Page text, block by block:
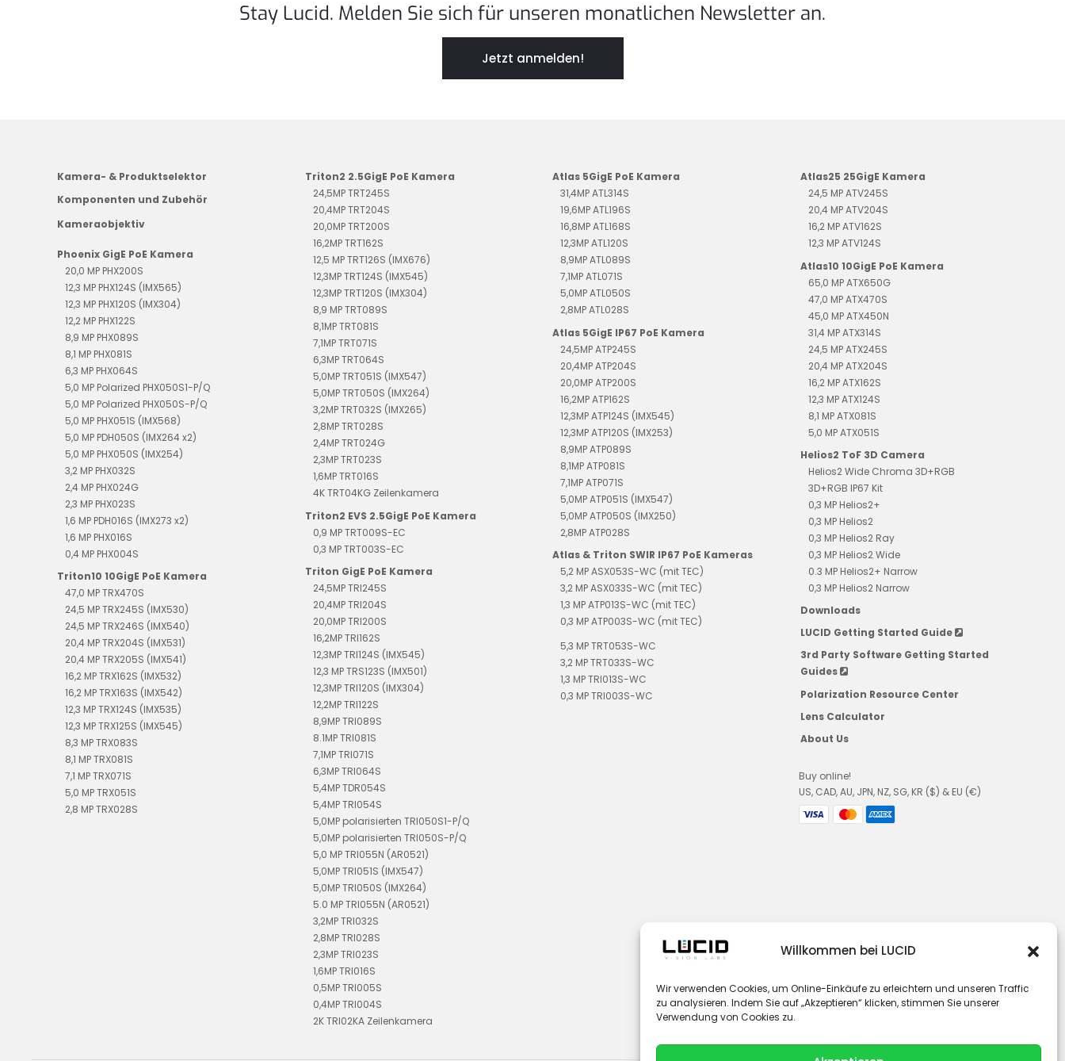
Willkommen bei LUCID
Wir verwenden Cookies, um Online-Einkäufe zu erleichtern und unseren Traffic
zu analysieren. Indem Sie auf „Akzeptieren“ klicken, stimmen Sie unserer
Verwendung von Cookies zu.
Stay Lucid. Melden Sie sich für unseren monatlichen Newsletter an.
Jetzt anmelden!
Kamera- & Produktselektor
Komponenten und Zubehör
Kameraobjektiv
Phoenix GigE PoE Kamera
20,0 MP PHX200S
12,3 MP PHX124S (IMX565)
12,3 MP PHX120S (IMX304)
12,2 MP PHX122S
8,9 MP PHX089S
8,1 MP PHX081S
6,3 MP PHX064S
5,0 MP Polarized PHX050S1-P/Q
5,0 MP Polarized PHX050S-P/Q
5,0 MP PHX051S (IMX568)
5,0 MP PDH050S (IMX264 x2)
5,0 MP PHX050S (IMX254)
3,2 MP PHX032S
2,4 MP PHX024G
2,3 MP PHX023S
1,6 MP PDH016S (IMX273 x2)
1,6 MP PHX016S
0,4 MP PHX004S
Triton10 10GigE PoE Kamera
47,0 MP TRX470S
24,5 MP TRX245S (IMX530)
24,5 MP TRX246S (IMX540)
20,4 MP TRX204S (IMX531)
20,4 MP TRX205S (IMX541)
16,2 MP TRX162S (IMX532)
16,2 MP TRX163S (IMX542)
12,3 MP TRX124S (IMX535)
12,3 MP TRX125S (IMX545)
8,3 MP TRX083S
8,1 MP TRX081S
7,1 MP TRX071S
5,0 MP TRX051S
2,8 MP TRX028S
Triton2 2.5GigE PoE Kamera
24,5MP TRT245S
20,4MP TRT204S
20,0MP TRT200S
16,2MP TRT162S
12,5 MP TRT126S (IMX676)
12,3MP TRT124S (IMX545)
12,3MP TRT120S (IMX304)
8,9 MP TRT089S
8,1MP TRT081S
7,1MP TRT071S
6,3MP TRT064S
5,0MP TRT051S (IMX547)
5,0MP TRT050S (IMX264)
3,2MP TRT032S (IMX265)
2,8MP TRT028S
2,4MP TRT024G
2,3MP TRT023S
1,6MP TRT016S
4K TRT04KG Zeilenkamera
Triton2 EVS 2.5GigE PoE Kamera
0,9 MP TRT009S-EC
0,3 MP TRT003S-EC
Triton GigE PoE Kamera
24,5MP TRI245S
20,4MP TRI204S
20,0MP TRI200S
16,2MP TRI162S
12,3MP TRI124S (IMX545)
12,3 MP TRS123S (IMX501)
12,3MP TRI120S (IMX304)
12,2MP TRI122S
8,9MP TRI089S
8.1MP TRI081S
7,1MP TRI071S
6,3MP TRI064S
5,4MP TDR054S
5,4MP TRI054S
5,0MP polarisierten TRI050S1-P/Q
5,0MP polarisierten TRI050S-P/Q
5,0 MP TRI055N (AR0521)
5,0MP TRI051S (IMX547)
5,0MP TRI050S (IMX264)
5.0 MP TRI055N (AR0521)
3,2MP TRI032S
2,8MP TRI028S
2,3MP TRI023S
1,6MP TRI016S
0,5MP TRI005S
0,4MP TRI004S
2K TRI02KA Zeilenkamera
Atlas 5GigE PoE Kamera
31,4MP ATL314S
19,6MP ATL196S
16,8MP ATL168S
12,3MP ATL120S
8,9MP ATL089S
7,1MP ATL071S
5,0MP ATL050S
2,8MP ATL028S
Atlas 5GigE IP67 PoE Kamera
24,5MP ATP245S
20,4MP ATP204S
20,0MP ATP200S
16,2MP ATP162S
12,3MP ATP124S (IMX545)
12,3MP ATP120S (IMX253)
8,9MP ATP089S
8,1MP ATP081S
7,1MP ATP071S
5,0MP ATP051S (IMX547)
5,0MP ATP050S (IMX250)
2,8MP ATP028S
Atlas & Triton SWIR IP67 PoE Kameras
5,2 MP ASX053S-WC (mit TEC)
3,2 MP ASX033S-WC (mit TEC)
1,3 MP ATP013S-WC (mit TEC)
0,3 MP ATP003S-WC (mit TEC)
5,3 MP TRT053S-WC
3,2 MP TRT033S-WC
1,3 MP TRI013S-WC
0,3 MP TRI003S-WC
Atlas25 25GigE Kamera
24,5 MP ATV245S
20,4 MP ATV204S
16,2 MP ATV162S
12,3 MP ATV124S
Atlas10 10GigE PoE Kamera
65,0 MP ATX650G
47,0 MP ATX470S
45,0 MP ATX450N
31,4 MP ATX314S
24,5 MP ATX245S
20,4 MP ATX204S
16,2 MP ATX162S
12,3 MP ATX124S
8,1 MP ATX081S
5,0 MP ATX051S
Helios2 ToF 3D Camera
Helios2 Wide Chroma 3D+RGB
3D+RGB IP67 Kit
0,3 MP Helios2+
0,3 MP Helios2
0,3 MP Helios2 Ray
0,3 MP Helios2 Wide
0.3 MP Helios2+ Narrow
0,3 MP Helios2 Narrow
Downloads
LUCID Getting Started Guide
3rd Party Software Getting Started
Guides
Polarization Resource Center
Lens Calculator
About Us
Buy online!
US, CAD, AU, JPN, NZ, SG, KR ($) & EU (€)